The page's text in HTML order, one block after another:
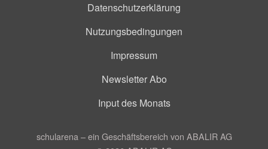
Datenschutzerklärung
Nutzungsbedingungen
Impressum
Newsletter Abo
Input des Monats
schularena – ein Geschäftsbereich von ABALIR AG